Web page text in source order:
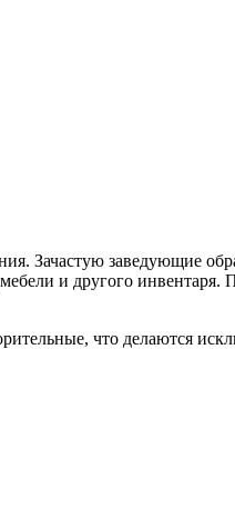
Зачастую заведующие
и другого инвентаря.
что делаются